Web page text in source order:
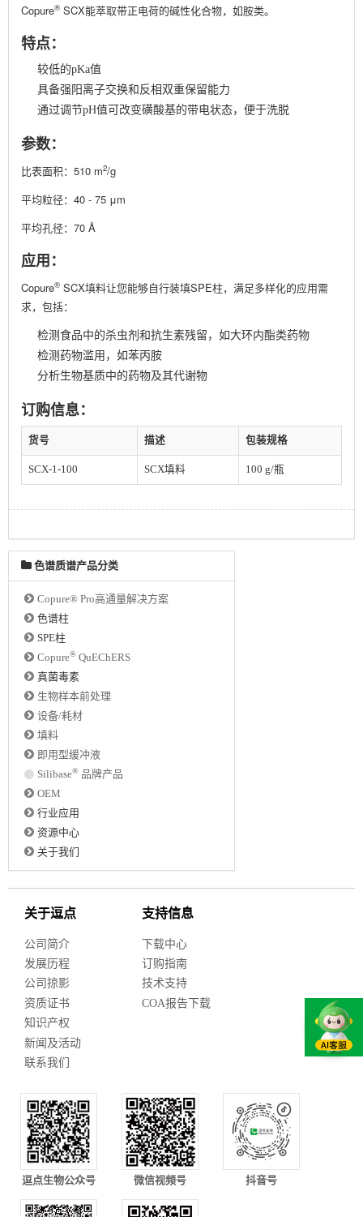
Copure® SCX能萃取带正电荷的碱性化合物，如胺类。
特点：
较低的pKa值
具备强阳离子交换和反相双重保留能力
通过调节pH值可改变磺酸基的带电状态，便于洗脱
参数：
比表面积：510 m2/g
平均粒径：40 - 75 μm
平均孔径：70 Å
应用：
Copure® SCX填料让您能够自行装填SPE柱，满足多样化的应用需
求，包括：
检测食品中的杀虫剂和抗生素残留，如大环内酯类药物
检测药物滥用，如苯丙胺
分析生物基质中的药物及其代谢物
订购信息：
货号 描述 包装规格
SCX-1-100 SCX填料 100 g/瓶
色谱质谱产品分类
Copure® Pro高通量解决方案
色谱柱
SPE柱
Copure® QuEChERS
真菌毒素
生物样本前处理
设备/耗材
填料
即用型缓冲液
Silibase® 品牌产品
OEM
行业应用
资源中心
关于我们
关于逗点
公司简介
发展历程
公司掠影
资质证书
知识产权
新闻及活动
联系我们
支持信息
下载中心
订购指南
技术支持
COA报告下载
逗点生物公众号 微信视频号 抖音号